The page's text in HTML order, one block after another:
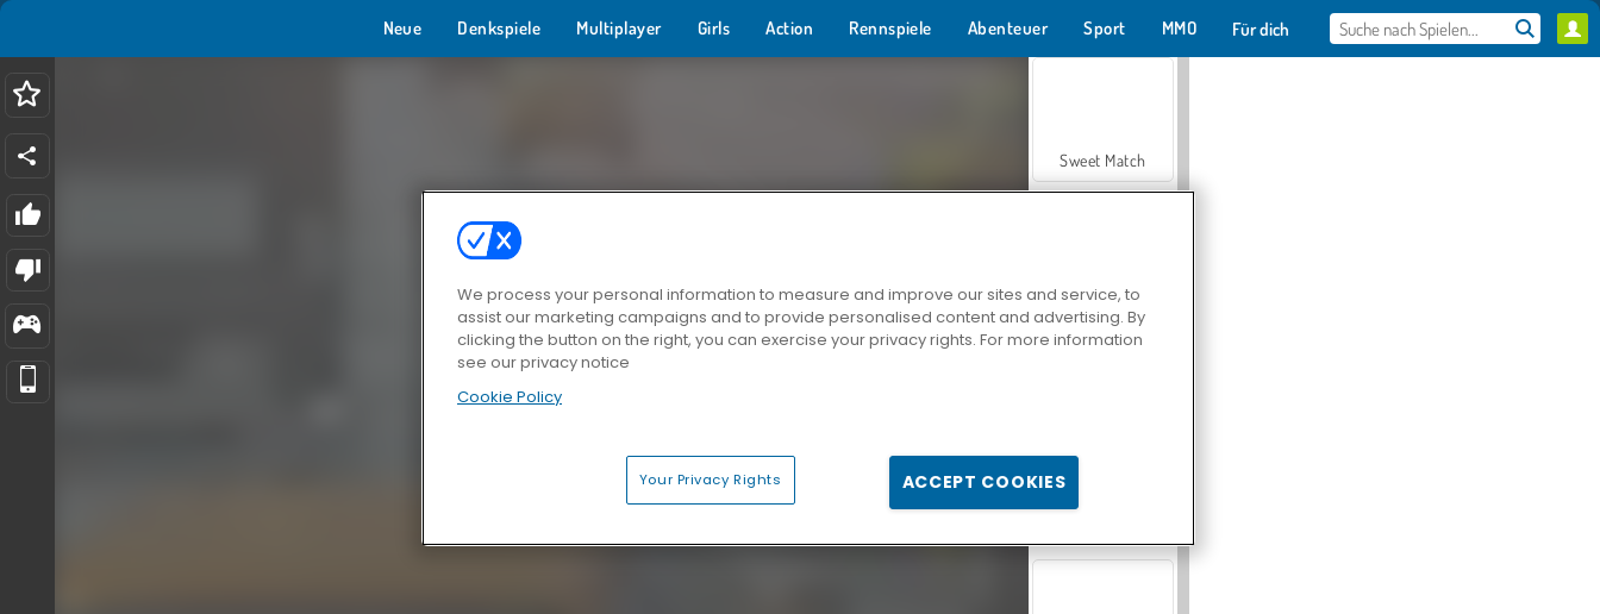
Neue Denkspiele Multiplayer Girls Action Rennspiele Abenteuer Sport MMO Für dich
Sweet Match
Zen Solitaire
Farmerama
We process your personal information to measure and improve our sites and service, to
assist our marketing campaigns and to provide personalised content and advertising. By
clicking the button on the right, you can exercise your privacy rights. For more information
see our privacy notice
Cookie Policy
Your Privacy Rights ACCEPT COOKIES